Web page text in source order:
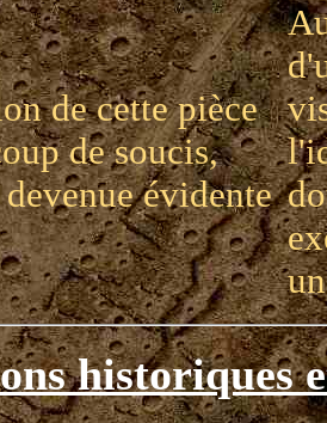
de cette pièce
de soucis,
évidente
historiques